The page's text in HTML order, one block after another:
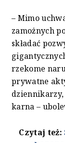
– Mimo
zamożnych
składać
rzekome
prywatne
karna –
Czytaj też: